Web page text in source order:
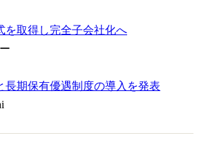
を取得し完全子会社化へ
長期保有優遇制度の導入を発表